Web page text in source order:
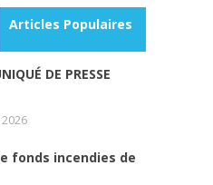
Articles Populaires
DE PRESSE
fonds incendies de